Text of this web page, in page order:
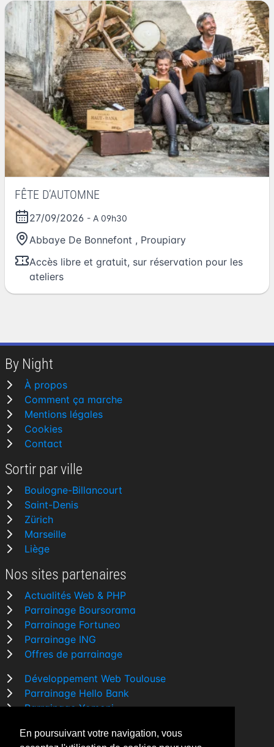
En poursuivant votre navigation, vous
FÊTE D’AUTOMNE
27/09/2026 - A 09h30
Abbaye De Bonnefont , Proupiary
Accès libre et gratuit, sur réservation pour les
ateliers
By Night
À propos
Comment ça marche
Mentions légales
Cookies
Contact
Sortir par ville
Boulogne-Billancourt
Saint-Denis
Zürich
Marseille
Liège
Nos sites partenaires
Actualités Web & PHP
Parrainage Boursorama
Parrainage Fortuneo
Parrainage ING
Offres de parrainage
Développement Web Toulouse
Parrainage Hello Bank
Parrainage Yomoni
Comparatif banque